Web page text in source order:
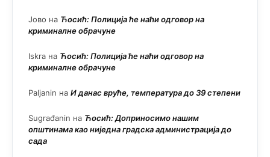
Јово на Ћосић: Полиција ће наћи одговор на
криминалне обрачуне
Iskra на Ћосић: Полиција ће наћи одговор на
криминалне обрачуне
Paljanin на И данас вруће, температура до 39 степени
Sugrađanin на Ћосић: Доприносимо нашим
општинама као ниједна градска администрација до
сада